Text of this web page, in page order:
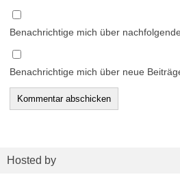
Benachrichtige mich über
Benachrichtige mich über neue
Hosted by